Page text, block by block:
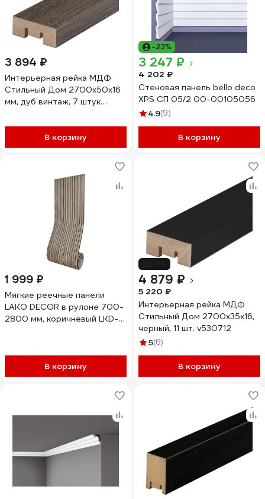
3 894 ₽
Интерьерная рейка МДФ
Стильный Дом 2700x50x16
мм, дуб винтаж, 7 штук
В корзину
-23%
3 247 ₽
4 202 ₽
Стеновая панель bello deco
XPS СП 05/2 00-00105056
4.9(9)
В корзину
1 999 ₽
Мягкие реечные панели
LAKO DECOR в рулоне 700-
2800 мм, коричневый LKD-
В корзину
4 879 ₽
5 220 ₽
Интерьерная рейка МДФ
Стильный Дом 2700x35x16,
черный, 11 шт. v530712
5(6)
В корзину